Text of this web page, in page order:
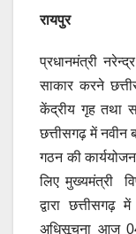
रायपुर
प्रधानमंत्री
साकार करने
केंद्रीय गृह तथा
छत्तीसगढ़ में नवीन
गठन की
लिए मुख्यमंत्री
द्वारा
अधिसूचना आज